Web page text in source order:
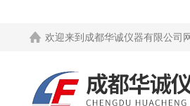
欢迎来到 成都华诚仪器有限公司